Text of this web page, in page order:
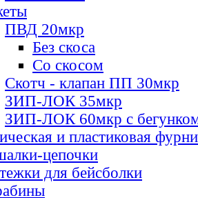
ПВД 20мкр
Без скоса
Со скосом
Скотч - клапан ПП 30мкр
ЗИП-ЛОК 35мкр
ЗИП-ЛОК 60мкр с
и пластиковая
цепочки
для бейсболки